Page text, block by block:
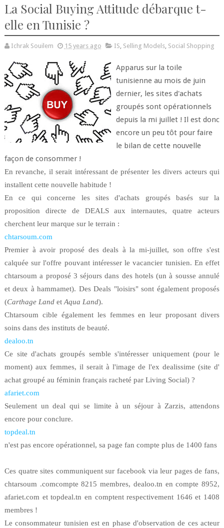
La Social Buying Attitude débarque t-
elle en Tunisie ?
Ichrak Souilem 15 years ago IS, Selling Models, Social Shopping
Apparus sur la toile
tunisienne au mois de juin
dernier, les sites d'achats
groupés sont opérationnels
depuis la mi juillet ! Il est donc
encore un peu tôt pour faire
le bilan de cette nouvelle
façon de consommer !
En revanche, il serait intéressant de présenter les divers acteurs qui
installent cette nouvelle habitude !
En ce qui concerne les sites d'achats groupés basés sur la
proposition directe de DEALS aux internautes, quatre acteurs
cherchent leur marque sur le terrain :
chtarsoum.com
Premier à avoir proposé des deals à la mi-juillet, son offre s'est
calquée sur l'offre pouvant intéresser le vacancier tunisien. En effet
chtarsoum a proposé 3 séjours dans des hotels (un à sousse annulé
et deux à hammamet). Des Deals "loisirs" sont également proposés
(Carthage Land et Aqua Land).
Chtarsoum cible également les femmes en leur proposant divers
soins dans des instituts de beauté.
dealoo.tn
Ce site d'achats groupés semble s'intéresser uniquement (pour le
moment) aux femmes, il serait à l'image de l'ex dealissime (site d'
achat groupé au féminin français racheté par Living Social) ?
afariet.com
Seulement un deal qui se limite à un séjour à Zarzis, attendons
encore pour conclure.
topdeal.tn
n'est pas encore opérationnel, sa page fan compte plus de 1400 fans
Ces quatre sites communiquent sur facebook via leur pages de fans,
chtarsoum .comcompte 8215 membres, dealoo.tn en compte 8952,
afariet.com et topdeal.tn en comptent respectivement 1646 et 1408
membres !
Le consommateur tunisien est en phase d'observation de ces acteur